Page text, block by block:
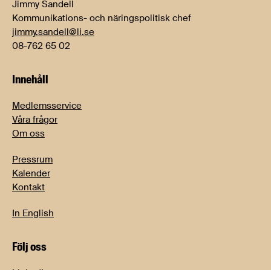
Jimmy Sandell
Kommunikations- och näringspolitisk chef
jimmy.sandell@li.se
08-762 65 02
Innehåll
Medlemsservice
Våra frågor
Om oss
Pressrum
Kalender
Kontakt
In English
Följ oss